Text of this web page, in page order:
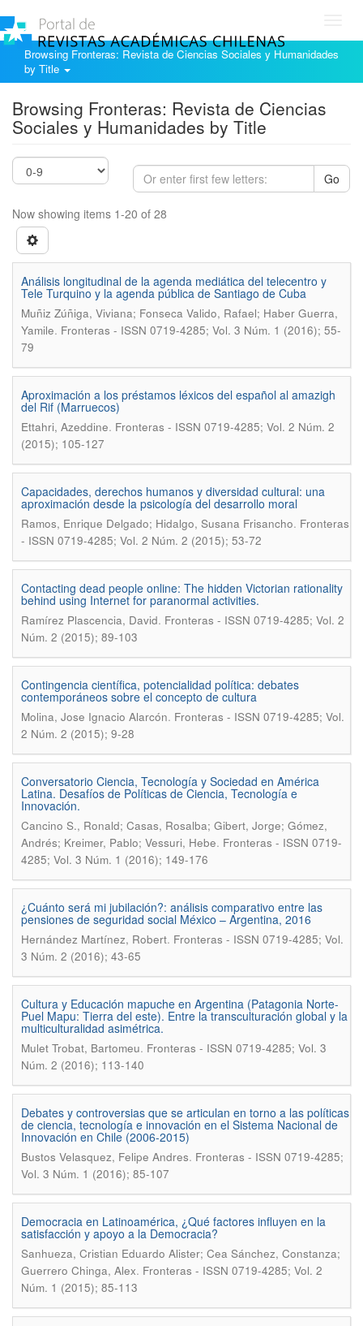
Browsing Fronteras: Revista de Ciencias Sociales y Humanidades
by Title
Browsing Fronteras: Revista de Ciencias
Sociales y Humanidades by Title
Go
Now showing items 1-20 of 28
Análisis longitudinal de la agenda mediática del telecentro y
Tele Turquino y la agenda pública de Santiago de Cuba
Muñiz Zúñiga, Viviana; Fonseca Valido, Rafael; Haber Guerra,
Yamile. Fronteras - ISSN 0719-4285; Vol. 3 Núm. 1 (2016); 55-
79
Aproximación a los préstamos léxicos del español al amazigh
del Rif (Marruecos)
Ettahri, Azeddine. Fronteras - ISSN 0719-4285; Vol. 2 Núm. 2
(2015); 105-127
Capacidades, derechos humanos y diversidad cultural: una
aproximación desde la psicología del desarrollo moral
Ramos, Enrique Delgado; Hidalgo, Susana Frisancho. Fronteras
- ISSN 0719-4285; Vol. 2 Núm. 2 (2015); 53-72
Contacting dead people online: The hidden Victorian rationality
behind using Internet for paranormal activities.
Ramírez Plascencia, David. Fronteras - ISSN 0719-4285; Vol. 2
Núm. 2 (2015); 89-103
Contingencia científica, potencialidad política: debates
contemporáneos sobre el concepto de cultura
Molina, Jose Ignacio Alarcón. Fronteras - ISSN 0719-4285; Vol.
2 Núm. 2 (2015); 9-28
Conversatorio Ciencia, Tecnología y Sociedad en América
Latina. Desafíos de Políticas de Ciencia, Tecnología e
Innovación.
Cancino S., Ronald; Casas, Rosalba; Gibert, Jorge; Gómez,
Andrés; Kreimer, Pablo; Vessuri, Hebe. Fronteras - ISSN 0719-
4285; Vol. 3 Núm. 1 (2016); 149-176
¿Cuánto será mi jubilación?: análisis comparativo entre las
pensiones de seguridad social México – Argentina, 2016
Hernández Martínez, Robert. Fronteras - ISSN 0719-4285; Vol.
3 Núm. 2 (2016); 43-65
Cultura y Educación mapuche en Argentina (Patagonia Norte-
Puel Mapu: Tierra del este). Entre la transculturación global y la
multiculturalidad asimétrica.
Mulet Trobat, Bartomeu. Fronteras - ISSN 0719-4285; Vol. 3
Núm. 2 (2016); 113-140
Debates y controversias que se articulan en torno a las políticas
de ciencia, tecnología e innovación en el Sistema Nacional de
Innovación en Chile (2006-2015)
Bustos Velasquez, Felipe Andres. Fronteras - ISSN 0719-4285;
Vol. 3 Núm. 1 (2016); 85-107
Democracia en Latinoamérica, ¿Qué factores influyen en la
satisfacción y apoyo a la Democracia?
Sanhueza, Cristian Eduardo Alister; Cea Sánchez, Constanza;
Guerrero Chinga, Alex. Fronteras - ISSN 0719-4285; Vol. 2
Núm. 1 (2015); 85-113